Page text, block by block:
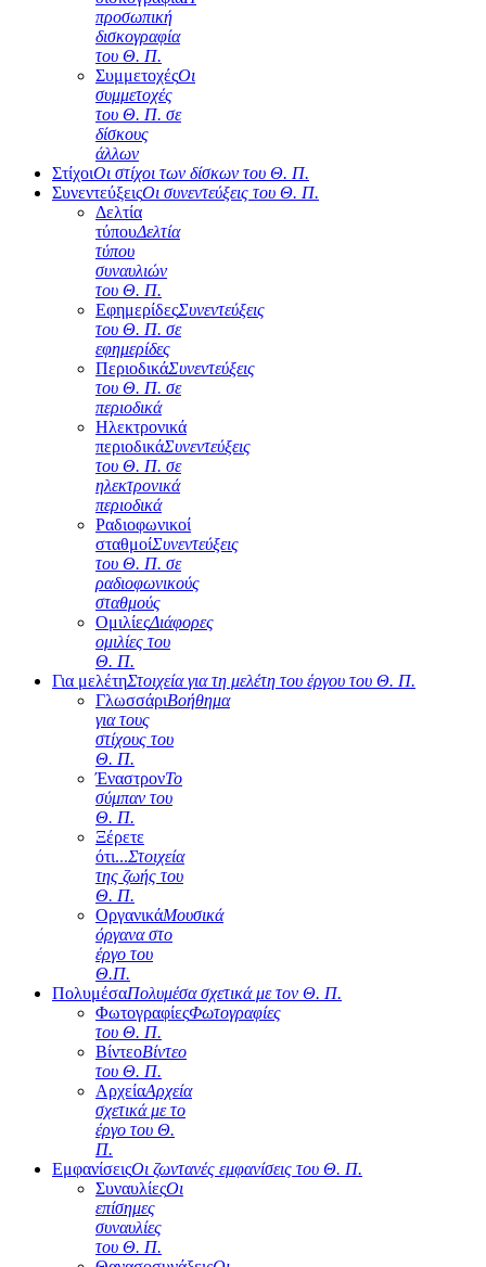
προσωπική
δισκογραφία
του Θ. Π.
ΣυμμετοχέςΟι
συμμετοχές
του Θ. Π. σε
δίσκους
άλλων
ΣτίχοιΟι στίχοι των δίσκων του Θ. Π.
ΣυνεντεύξειςΟι συνεντεύξεις του Θ. Π.
Δελτία
τύπουΔελτία
τύπου
συναυλιών
του Θ. Π.
ΕφημερίδεςΣυνεντεύξεις
του Θ. Π. σε
εφημερίδες
ΠεριοδικάΣυνεντεύξεις
του Θ. Π. σε
περιοδικά
Ηλεκτρονικά
περιοδικάΣυνεντεύξεις
του Θ. Π. σε
ηλεκτρονικά
περιοδικά
Ραδιοφωνικοί
σταθμοίΣυνεντεύξεις
του Θ. Π. σε
ραδιοφωνικούς
σταθμούς
ΟμιλίεςΔιάφορες
ομιλίες του
Θ. Π.
Για μελέτηΣτοιχεία για τη μελέτη του έργου του Θ. Π.
ΓλωσσάριΒοήθημα
για τους
στίχους του
Θ. Π.
ΈναστρονΤο
σύμπαν του
Θ. Π.
Ξέρετε
ότι...Στοιχεία
της ζωής του
Θ. Π.
ΟργανικάΜουσικά
όργανα στο
έργο του
Θ.Π.
ΠολυμέσαΠολυμέσα σχετικά με τον Θ. Π.
ΦωτογραφίεςΦωτογραφίες
του Θ. Π.
ΒίντεοΒίντεο
του Θ. Π.
ΑρχείαΑρχεία
σχετικά με το
έργο του Θ.
Π.
ΕμφανίσειςΟι ζωντανές εμφανίσεις του Θ. Π.
ΣυναυλίεςΟι
επίσημες
συναυλίες
του Θ. Π.